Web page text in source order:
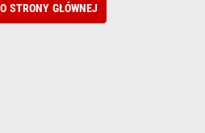
STRONY GŁÓWNEJ